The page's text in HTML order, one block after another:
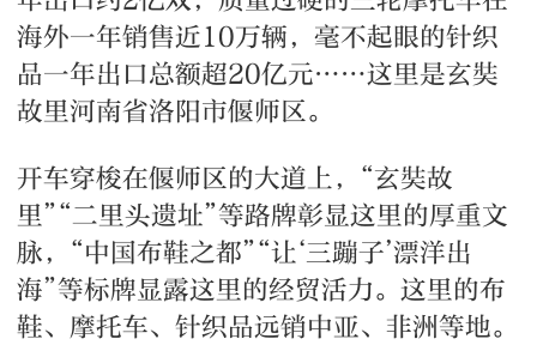
海外一年销售近10万辆，毫不起眼的针织
品一年出口总额超20亿元……这里是玄奘
故里河南省洛阳市偃师区。
开车穿梭在偃师区的大道上，“玄奘故
里”“二里头遗址”等路牌彰显这里的厚重文
脉，“中国布鞋之都”“让‘三蹦子’漂洋出
海”等标牌显露这里的经贸活力。这里的布
鞋、摩托车、针织品远销中亚、非洲等地。